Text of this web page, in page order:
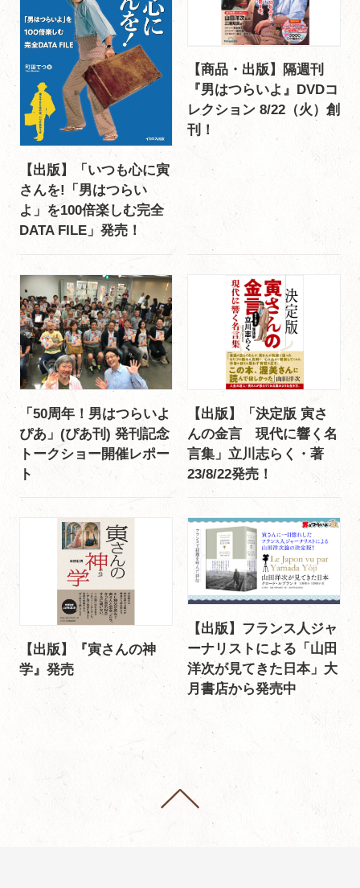
【出版】「いつも心に寅
さんを!「男はつらい
よ」を100倍楽しむ完全
DATA FILE」発売！
【商品・出版】隔週刊
『男はつらいよ』DVDコ
レクション 8/22（火）創
刊！
「50周年！男はつらいよ
ぴあ」(ぴあ刊) 発刊記念
トークショー開催レポー
ト
【出版】「決定版 寅さ
んの金言 現代に響く名
言集」立川志らく・著
23/8/22発売！
【出版】『寅さんの神
学』発売
【出版】フランス人ジャ
ーナリストによる「山田
洋次が見てきた日本」大
月書店から発売中